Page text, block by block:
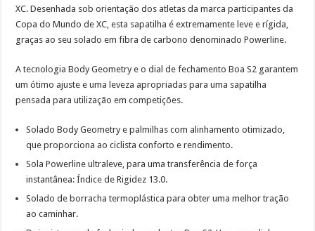
XC. Desenhada sob orientação dos atletas da marca participantes da
Copa do Mundo de XC, esta sapatilha é extremamente leve e rígida,
graças ao seu solado em fibra de carbono denominado Powerline.
A tecnologia Body Geometry e o dial de fechamento Boa S2 garantem
um ótimo ajuste e uma leveza apropriadas para uma sapatilha
pensada para utilização em competições.
Solado Body Geometry e palmilhas com alinhamento otimizado,
que proporciona ao ciclista conforto e rendimento.
Sola Powerline ultraleve, para uma transferência de força
instantânea: Índice de Rigidez 13.0.
Solado de borracha termoplástica para obter uma melhor tração
ao caminhar.